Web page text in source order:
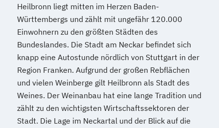
Heilbronn liegt mitten im Herzen Baden-
Württembergs und zählt mit ungefähr 120.000
Einwohnern zu den größten Städten des
Bundeslandes. Die Stadt am Neckar befindet sich
knapp eine Autostunde nördlich von Stuttgart in der
Region Franken. Aufgrund der großen Rebflächen
und vielen Weinberge gilt Heilbronn als Stadt des
Weines. Der Weinanbau hat eine lange Tradition und
zählt zu den wichtigsten Wirtschaftssektoren der
Stadt. Die Lage im Neckartal und der Blick auf die